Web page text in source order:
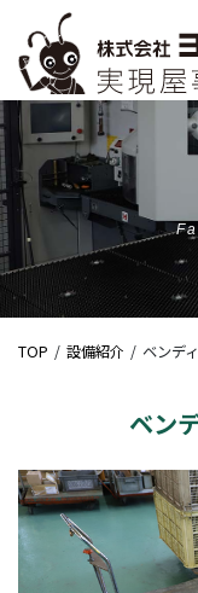
TOP 設備紹介 ベンデ
ベン